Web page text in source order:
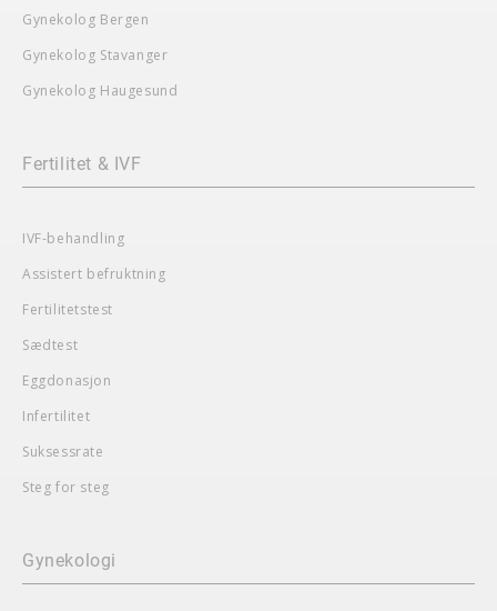
Gynekolog Bergen
Gynekolog Stavanger
Gynekolog Haugesund
Fertilitet & IVF
IVF-behandling
Assistert befruktning
Fertilitetstest
Sædtest
Eggdonasjon
Infertilitet
Suksessrate
Steg for steg
Gynekologi